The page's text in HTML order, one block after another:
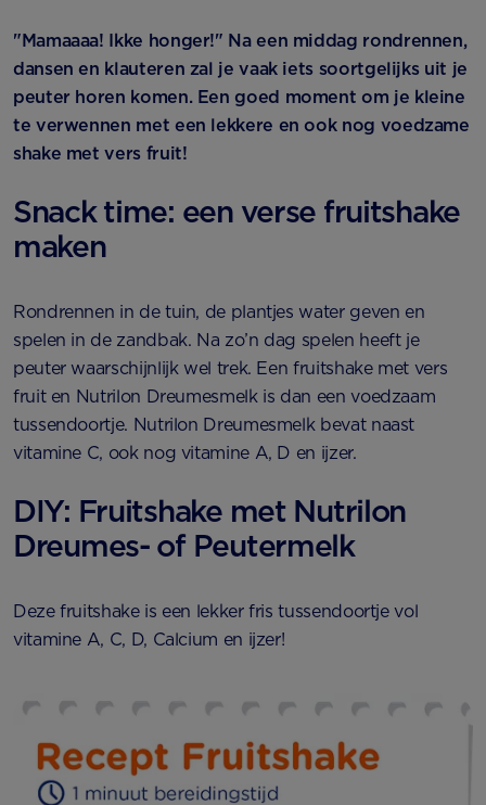
"Mamaaaa! Ikke honger!" Na een middag rondrennen,
dansen en klauteren zal je vaak iets soortgelijks uit je
peuter horen komen. Een goed moment om je kleine
te verwennen met een lekkere en ook nog voedzame
shake met vers fruit!
Snack time: een verse fruitshake
maken
Rondrennen in de tuin, de plantjes water geven en
spelen in de zandbak. Na zo’n dag spelen heeft je
peuter waarschijnlijk wel trek. Een fruitshake met vers
fruit en Nutrilon Dreumesmelk is dan een voedzaam
tussendoortje. Nutrilon Dreumesmelk bevat naast
vitamine C, ook nog vitamine A, D en ijzer.
DIY: Fruitshake met Nutrilon
Dreumes- of Peutermelk
Deze fruitshake is een lekker fris tussendoortje vol
vitamine A, C, D, Calcium en ijzer!